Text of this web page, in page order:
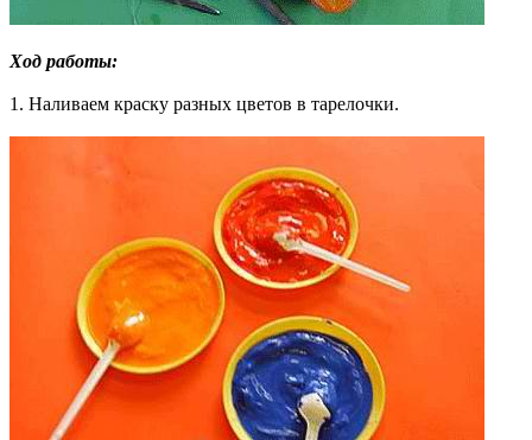
Ход работы:
1. Наливаем краску разных цветов в тарелочки.